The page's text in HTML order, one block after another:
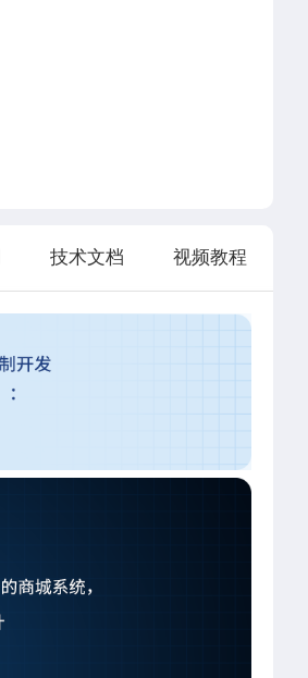
技术文档 视频教程